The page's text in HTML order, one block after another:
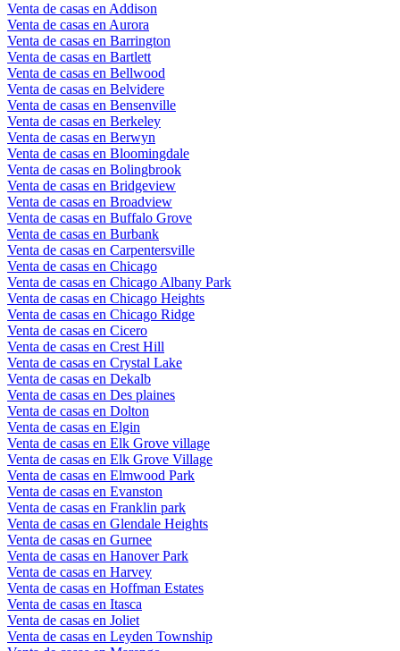
Venta de casas en Addison
Venta de casas en Aurora
Venta de casas en Barrington
Venta de casas en Bartlett
Venta de casas en Bellwood
Venta de casas en Belvidere
Venta de casas en Bensenville
Venta de casas en Berkeley
Venta de casas en Berwyn
Venta de casas en Bloomingdale
Venta de casas en Bolingbrook
Venta de casas en Bridgeview
Venta de casas en Broadview
Venta de casas en Buffalo Grove
Venta de casas en Burbank
Venta de casas en Carpentersville
Venta de casas en Chicago
Venta de casas en Chicago Albany Park
Venta de casas en Chicago Heights
Venta de casas en Chicago Ridge
Venta de casas en Cicero
Venta de casas en Crest Hill
Venta de casas en Crystal Lake
Venta de casas en Dekalb
Venta de casas en Des plaines
Venta de casas en Dolton
Venta de casas en Elgin
Venta de casas en Elk Grove village
Venta de casas en Elk Grove Village
Venta de casas en Elmwood Park
Venta de casas en Evanston
Venta de casas en Franklin park
Venta de casas en Glendale Heights
Venta de casas en Gurnee
Venta de casas en Hanover Park
Venta de casas en Harvey
Venta de casas en Hoffman Estates
Venta de casas en Itasca
Venta de casas en Joliet
Venta de casas en Leyden Township